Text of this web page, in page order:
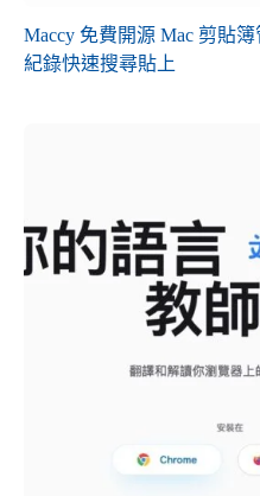
Maccy 免費開源 Mac 剪貼
紀錄快速搜尋貼上